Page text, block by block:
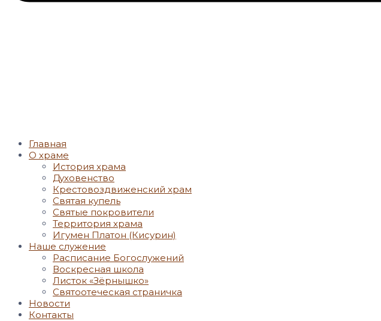
Главная
О храме
История храма
Духовенство
Крестовоздвиженский храм
Святая купель
Святые покровители
Территория храма
Игумен Платон (Кисурин)
Наше служение
Расписание Богослужений
Воскресная школа
Листок «Зёрнышко»
Святоотеческая страничка
Новости
Контакты